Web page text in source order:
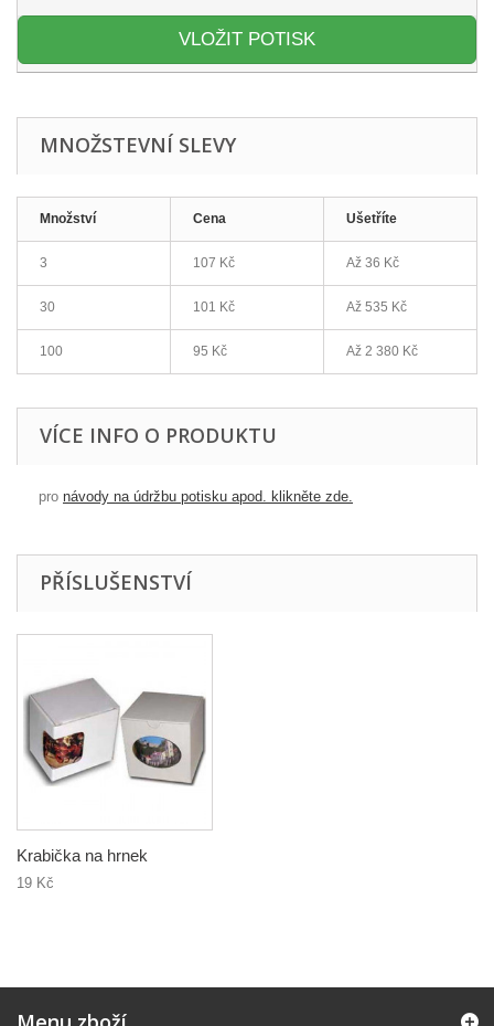
VLOŽIT POTISK
MNOŽSTEVNÍ SLEVY
Množství Cena Ušetříte
3 107 Kč Až 36 Kč
30 101 Kč Až 535 Kč
100 95 Kč Až 2 380 Kč
VÍCE INFO O PRODUKTU
pro návody na údržbu potisku apod. klikněte zde.
PŘÍSLUŠENSTVÍ
Krabička na hrnek
19 Kč